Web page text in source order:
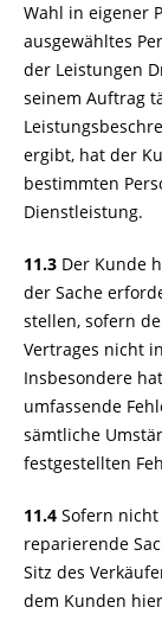
Wahl in eigener
ausgewähltes
der Leistungen
seinem Auftrag
ergibt, hat der
bestimmten
Dienstleistung.
11.3 Der Kunde
der Sache
stellen, sofern
Vertrages nicht
Insbesondere
umfassende
sämtliche
festgestellten
11.4 Sofern
reparierende
Sitz des
dem Kunden